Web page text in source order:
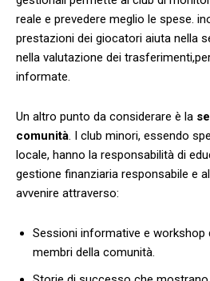
⁤reale ​e prevedere meglio ⁤le​ spese.
prestazioni dei giocatori aiuta nella
nella valutazione ⁢dei
informate.
Un altro punto da ‍considerare è la
comunità .⁢ I club minori, essendo
locale, hanno ⁤la responsabilità ‍di
gestione finanziaria responsabile⁢ e
avvenire attraverso:
Sessioni⁣ informative e workshop
membri della comunità.